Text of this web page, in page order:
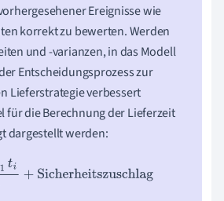
Ereignisse wie
korrekt zu bewerten. Werden
und -varianzen, in das Modell
Entscheidungsprozess zur
Lieferstrategie verbessert
für die Berechnung der Lieferzeit
dargestellt werden:
n tin Sicherheitszuschlag